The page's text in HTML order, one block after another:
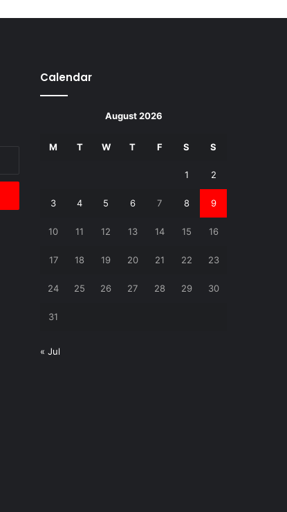
Calendar
August 2026
M T W T F S S
1 2
3 4 5 6 7 8 9
10 11 12 13 14 15 16
17 18 19 20 21 22 23
24 25 26 27 28 29 30
31
« Jul